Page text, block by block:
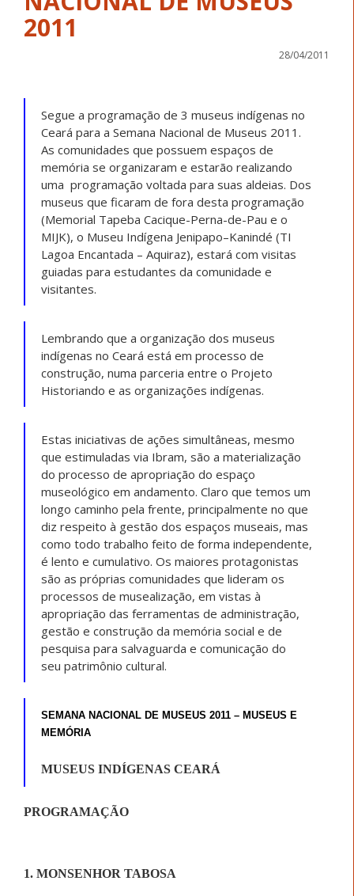
2011
28/04/2011
Segue a programação de 3 museus indígenas no
Ceará para a Semana Nacional de Museus 2011.
As comunidades que possuem espaços de
memória se organizaram e estarão realizando
uma programação voltada para suas aldeias. Dos
museus que ficaram de fora desta programação
(Memorial Tapeba Cacique-Perna-de-Pau e o
MIJK), o Museu Indígena Jenipapo–Kanindé (TI
Lagoa Encantada – Aquiraz), estará com visitas
guiadas para estudantes da comunidade e
visitantes.
Lembrando que a organização dos museus
indígenas no Ceará está em processo de
construção, numa parceria entre o Projeto
Historiando e as organizações indígenas.
Estas iniciativas de ações simultâneas, mesmo
que estimuladas via Ibram, são a materialização
do processo de apropriação do espaço
museológico em andamento. Claro que temos um
longo caminho pela frente, principalmente no que
diz respeito à gestão dos espaços museais, mas
como todo trabalho feito de forma independente,
é lento e cumulativo. Os maiores protagonistas
são as próprias comunidades que lideram os
processos de musealização, em vistas à
apropriação das ferramentas de administração,
gestão e construção da memória social e de
pesquisa para salvaguarda e comunicação do
seu patrimônio cultural.
SEMANA NACIONAL DE MUSEUS 2011 – MUSEUS E
MEMÓRIA
MUSEUS INDÍGENAS CEARÁ
PROGRAMAÇÃO
1. MONSENHOR TABOSA